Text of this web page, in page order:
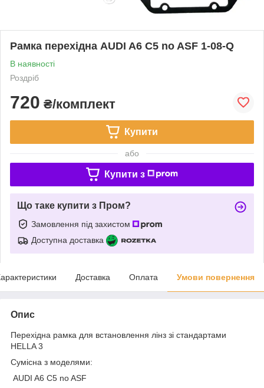
Рамка перехідна AUDI A6 C5 no ASF 1-08-Q
В наявності
Роздріб
720 ₴/комплект
Купити
або
Купити з
Що таке купити з Пром?
Замовлення під захистом
Доступна доставка
Доставка Оплата Умови повернення
Опис
Перехідна рамка для встановлення лінз зі стандартами
HELLA 3
Сумісна з моделями:
AUDI A6 C5 no ASF